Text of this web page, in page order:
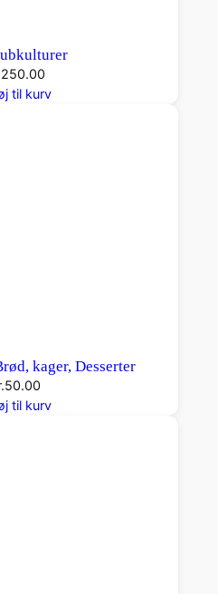
250.00
til kurv
kager, Desserter
50.00
til kurv